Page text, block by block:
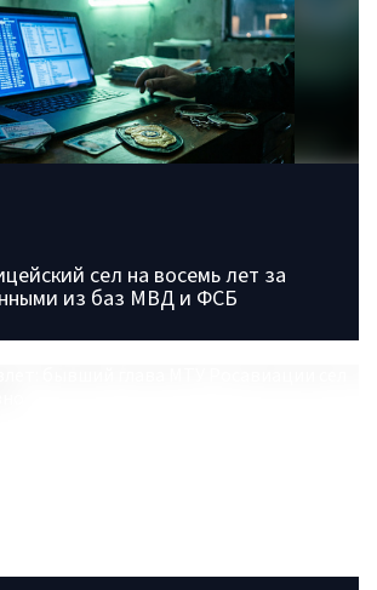
сел на восемь лет за
из баз МВД и ФСБ